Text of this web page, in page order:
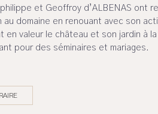
et Geoffroy d’ALBENAS ont
au domaine en renouant avec son
en valeur le château et son jardin à la
pour des séminaires et mariages.